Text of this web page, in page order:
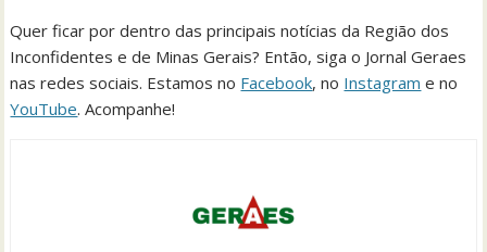
Quer ficar por dentro das principais notícias da Região dos
Inconfidentes e de Minas Gerais? Então, siga o Jornal Geraes
nas redes sociais. Estamos no Facebook, no Instagram e no
YouTube. Acompanhe!